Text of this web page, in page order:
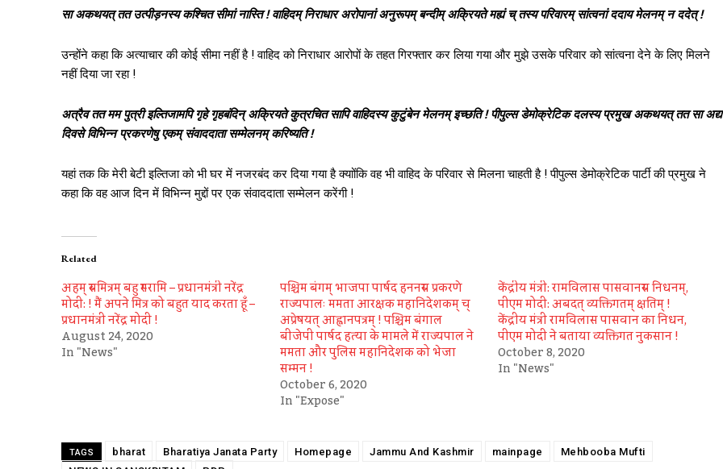
सा अकथयत् तत उत्पीड़नस्य कश्चित सीमां नास्ति ! वाहिदम् निराधार अरोपानां अनुरूपम् बन्दीम् अक्रियते मह्यं च् तस्य परिवारम् सांत्वनां ददाय मेलनम् न ददेत् !
उन्होंने कहा कि अत्याचार की कोई सीमा नहीं है ! वाहिद को निराधार आरोपों के तहत गिरफ्तार कर लिया गया और मुझे उसके परिवार को सांत्वना देने के लिए मिलने
नहीं दिया जा रहा !
अत्रैव तत मम पुत्री इल्तिजामपि गृहे गृहबंदिन् अक्रियते कुत्रचित सापि वाहिदस्य कुटुंबेन मेलनम् इच्छति ! पीपुल्स डेमोक्रेटिक दलस्य प्रमुख अकथयत् तत सा अद्य
दिवसे विभिन्न प्रकरणेषु एकम् संवाददाता सम्मेलनम् करिष्यति !
यहां तक कि मेरी बेटी इल्तिजा को भी घर में नजरबंद कर दिया गया है क्याोंकि वह भी वाहिद के परिवार से मिलना चाहती है ! पीपुल्स डेमोक्रेटिक पार्टी की प्रमुख ने
कहा कि वह आज दिन में विभिन्न मुद्दों पर एक संवाददाता सम्मेलन करेंगी !
Related
अहम् स्वमित्रम् बहु स्मरामि – प्रधानमंत्री नरेंद्र
मोदी: ! मैं अपने मित्र को बहुत याद करता हूँ –
प्रधानमंत्री नरेंद्र मोदी !
August 24, 2020
In "News"
पश्चिम बंगम् भाजपा पार्षद हननस्य प्रकरणे
राज्यपालः ममता आरक्षक महानिदेशकम् च्
अप्रेषयत् आह्वानपत्रम् ! पश्चिम बंगाल
बीजेपी पार्षद हत्या के मामले में राज्यपाल ने
ममता और पुलिस महानिदेशक को भेजा
सम्मन !
October 6, 2020
In "Expose"
केंद्रीय मंत्री: रामविलास पासवानस्य निधनम्,
पीएम मोदी: अबदत् व्यक्तिगतम् क्षतिम् !
केंद्रीय मंत्री रामविलास पासवान का निधन,
पीएम मोदी ने बताया व्यक्तिगत नुकसान !
October 8, 2020
In "News"
TAGS bharat Bharatiya Janata Party Homepage Jammu And Kashmir mainpage
Mehbooba Mufti